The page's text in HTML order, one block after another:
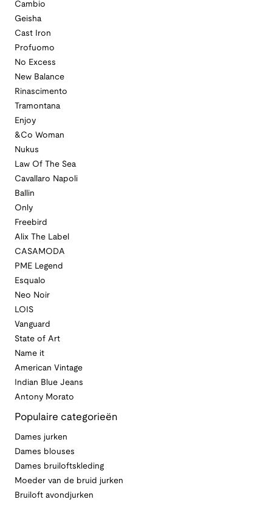
Cambio
Geisha
Cast Iron
Profuomo
No Excess
New Balance
Rinascimento
Tramontana
Enjoy
&Co Woman
Nukus
Law Of The Sea
Cavallaro Napoli
Ballin
Only
Freebird
Alix The Label
CASAMODA
PME Legend
Esqualo
Neo Noir
LOIS
Vanguard
State of Art
Name it
American Vintage
Indian Blue Jeans
Antony Morato
Populaire categorieën
Dames jurken
Dames blouses
Dames bruiloftskleding
Moeder van de bruid jurken
Bruiloft avondjurken